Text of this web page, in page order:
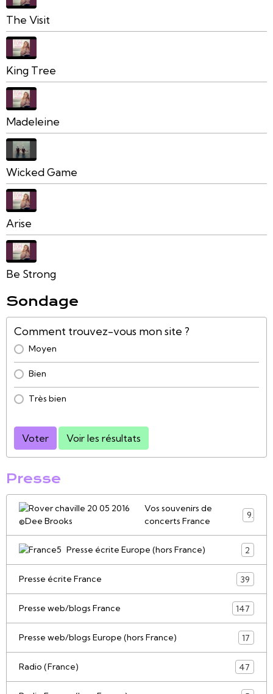
The Visit
King Tree
Madeleine
Wicked Game
Arise
Be Strong
Sondage
Comment trouvez-vous mon site ?
Moyen
Bien
Très bien
Voter Voir les résultats
Presse
Vos souvenirs de
concerts France
9
Presse écrite Europe (hors France) 2
Presse écrite France 39
Presse web/blogs France 147
Presse web/blogs Europe (hors France) 17
Radio (France) 47